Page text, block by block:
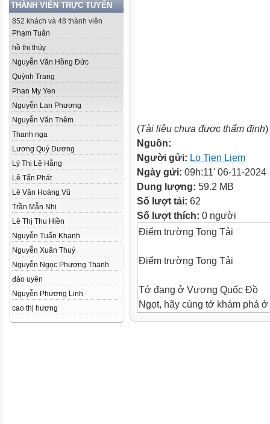
THÀNH VIÊN TRỰC TUYẾN
852 khách và 48 thành viên
Phạm Tuân
hồ thị thúy
Nguyễn Văn Hồng Đức
Quỳnh Trang
Phan My Yen
Nguyễn Lan Phương
Nguyễn Văn Thêm
Thanh nga
Lương Quý Dương
Lý Thị Lệ Hằng
Lê Tấn Phát
Lê Văn Hoàng Vũ
Trần Mẫn Nhi
Lê Thị Thu Hiền
Nguyễn Tuấn Khanh
Nguyễn Xuân Thuỷ
Nguyễn Ngọc Phương Thanh
đào uyên
Nguyễn Phương Linh
cao thị hương
(Tài liệu chưa được thẩm định)
Nguồn:
Người gửi: Lo Tien Liem
Ngày gửi: 09h:11' 06-11-2024
Dung lượng: 59.2 MB
Số lượt tải: 62
Số lượt thích: 0 người
Điểm trường Tong Tải
Điểm trường Tong Tải
Tớ đang ở Vương Quốc Đồ
Ngọt, hãy cùng tớ khám phá ở